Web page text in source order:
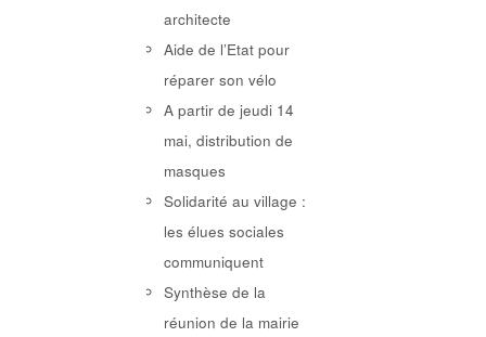
architecte
Aide de l’Etat pour
réparer son vélo
A partir de jeudi 14
mai, distribution de
masques
Solidarité au village :
les élues sociales
communiquent
Synthèse de la
réunion de la mairie